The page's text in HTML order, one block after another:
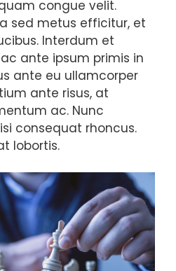
congue velit.
sed metus efficitur, et
Interdum et
ante ipsum primis in
ante eu ullamcorper
ante risus, at
ac. Nunc
consequat rhoncus.
lobortis.